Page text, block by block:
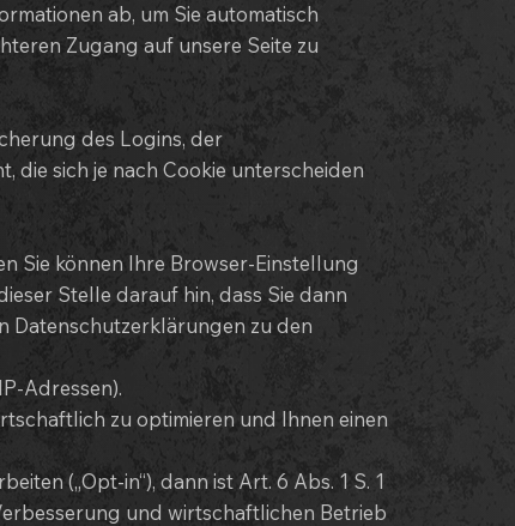
ab, um Sie automatisch
Zugang auf unsere Seite zu
des Logins, der
die sich je nach Cookie unterscheiden
Sie können Ihre Browser-Einstellung
Stelle darauf hin, dass Sie dann
Datenschutzerklärungen zu den
Adressen).
zu optimieren und Ihnen einen
(„Opt-in“), dann ist Art. 6 Abs. 1 S. 1
und wirtschaftlichen Betrieb